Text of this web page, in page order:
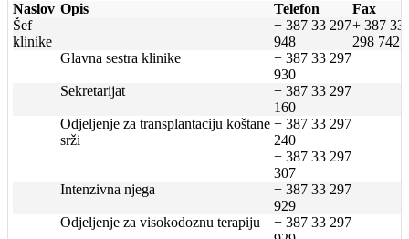
Naslov Opis Telefon
Fax
Šef
klinike
+ 387 33 297
948
+ 387 33
298 742
Glavna sestra klinike
+ 387 33 297
930
Sekretarijat
+ 387 33 297
160
Odjeljenje za transplantaciju koštane
srži
+ 387 33 297
240
+ 387 33 297
307
Intenzivna njega
+ 387 33 297
929
Odjeljenje za visokodoznu terapiju
+ 387 33 297